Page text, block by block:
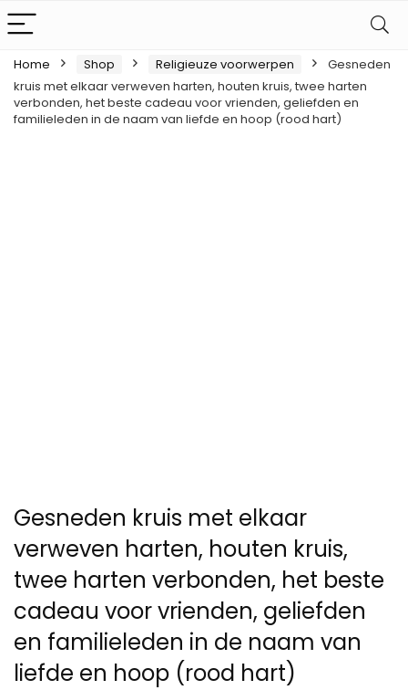
Home Shop Religieuze voorwerpen
Gesneden
kruis met elkaar verweven harten, houten kruis, twee harten
verbonden, het beste cadeau voor vrienden, geliefden en
familieleden in de naam van liefde en hoop (rood hart)
Gesneden kruis met elkaar
verweven harten, houten kruis,
twee harten verbonden, het beste
cadeau voor vrienden, geliefden
en familieleden in de naam van
liefde en hoop (rood hart)